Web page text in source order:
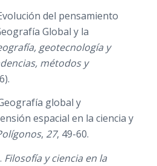
del pensamiento
Global y la
geotecnología y
métodos y
global y
espacial en la ciencia y
, 27, 49-60.
Filosofía y ciencia en la